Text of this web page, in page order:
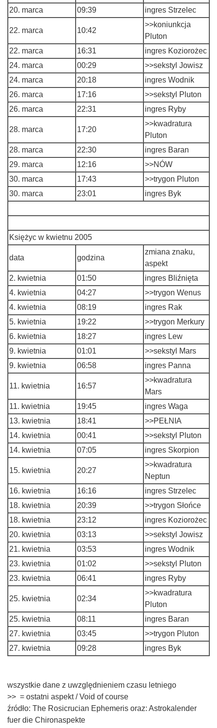
20. marca
09:39 ingres Strzelec
22. marca 10:42
>>koniunkcja
Pluton
22. marca
16:31
ingres Koziorożec
24. marca
00:29
>>sekstyl Jowisz
24. marca
20:18
ingres Wodnik
26. marca
17:16
>>sekstyl Pluton
26. marca
22:31 ingres Ryby
28. marca 17:20
>>kwadratura
Pluton
28. marca
22:30
ingres Baran
29. marca
12:16
>>NÓW
30. marca
17:43
>>trygon Pluton
30. marca
23:01 ingres Byk
Księżyc w kwietnu 2005
data godzina
zmiana znaku,
aspekt
2. kwietnia
01:50
ingres Bliźnięta
4. kwietnia
04:27
>>trygon Wenus
4. kwietnia
08:19
ingres Rak
5. kwietnia
19:22
>>trygon Merkury
6. kwietnia
18:27
ingres Lew
9. kwietnia
01:01
>>sekstyl Mars
9. kwietnia
06:58 ingres Panna
11. kwietnia 16:57
>>kwadratura
Mars
11. kwietnia
19:45
ingres Waga
13. kwietnia
18:41
>>PEŁNIA
14. kwietnia
00:41
>>sekstyl Pluton
14. kwietnia
07:05 ingres Skorpion
15. kwietnia 20:27
>>kwadratura
Neptun
16. kwietnia
16:16
ingres Strzelec
18. kwietnia
20:39
>>trygon Słońce
18. kwietnia
23:12
ingres Koziorożec
20. kwietnia
03:13
>>sekstyl Jowisz
21. kwietnia
03:53
ingres Wodnik
23. kwietnia
01:02
>>sekstyl Pluton
23. kwietnia
06:41 ingres Ryby
25. kwietnia 02:34
>>kwadratura
Pluton
25. kwietnia
08:11
ingres Baran
27. kwietnia
03:45
>>trygon Pluton
27. kwietnia
09:28 ingres Byk
wszystkie dane z uwzględnieniem czasu letniego
>> = ostatni aspekt / Void of course
źródło: The Rosicrucian Ephemeris oraz: Astrokalender
fuer die Chironaspekte